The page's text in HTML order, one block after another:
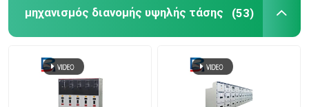
μηχανισμός διανομής υψηλής τάσης (53)